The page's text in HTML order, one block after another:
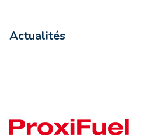
Actualités